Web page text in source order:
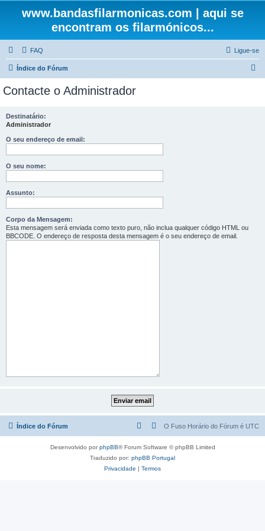
www.bandasfilarmonicas.com | aqui se
encontram os filarmónicos...
FAQ Ligue-se
Índice do Fórum
Contacte o Administrador
Destinatário:
Administrador
O seu endereço de email:
O seu nome:
Assunto:
Corpo da Mensagem:
Esta mensagem será enviada como texto puro, não inclua qualquer código HTML ou
BBCODE. O endereço de resposta desta mensagem é o seu endereço de email.
Índice do Fórum O Fuso Horário do Fórum é UTC
Desenvolvido porphpBB® Forum Software © phpBB Limited
Traduzido por: phpBB Portugal
Privacidade | Termos